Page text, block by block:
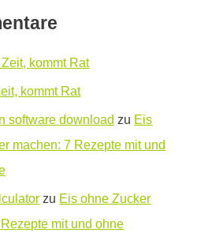
kommt Rat
kommt Rat
software download zu Eis
machen: 7 Rezepte mit und
zu Eis ohne Zucker
mit und ohne